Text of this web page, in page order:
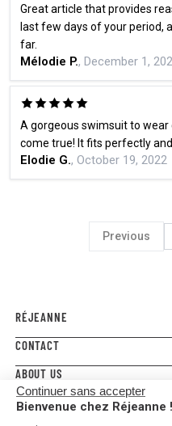
Continuer sans accepter
Bienvenue chez Réjeanne !
Great article that provides
last few days of your period,
far.
Mélodie P., December 1,
A gorgeous swimsuit to wear
come true! It fits perfectly
Elodie G., October 19, 2022
Previous
RÉJEANNE
Referral
Where to buy
FAQ
E-gift card
CONTACT
Contact us
Press
ABOUT US
Legal Conditions & Terms